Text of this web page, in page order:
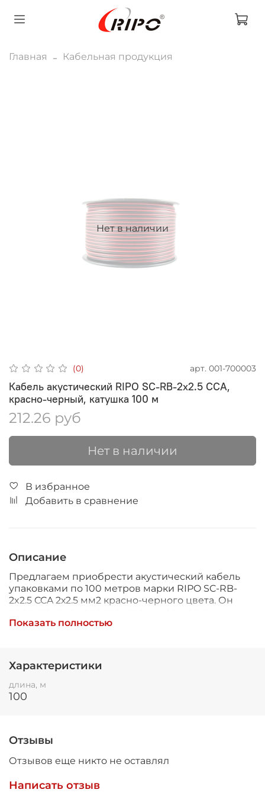
Главная Кабельная продукция
Нет в наличии
(0) арт. 001-700003
Кабель акустический RIPO SC-RB-2x2.5 ССA,
красно-черный, катушка 100 м
212.26 руб
Нет в наличии
В избранное
Добавить в сравнение
Описание
Предлагаем приобрести акустический кабель
упаковками по 100 метров марки RIPO SC-RB-
2x2.5 CCA 2х2.5 мм2 красно-черного цвета. Он
сигналов без помех и посторонних шумов.
звуковоспроизводящей аппаратуры к
усиливающему оборудованию. Универсальный
кабель подходит для применения как при
подключении домашнего кинотеатра, так и при
Жилы кабельной продукции выполнены из
особенностям материала провод транслирует
изоляции защищает изделие от внешних
Показать полностью
Характеристики
длина, м
100
Отзывы
Отзывов еще никто не оставлял
Написать отзыв